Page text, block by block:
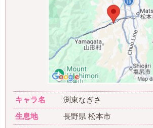
キャラ名
渕東なぎさ
生息地
長野県 松本市